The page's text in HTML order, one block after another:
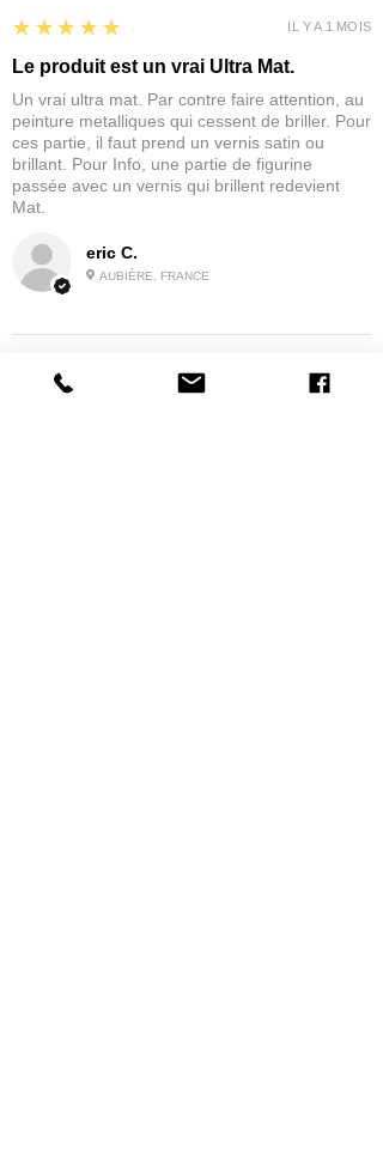
eric C.
AUBIÈRE, FRANCE
5
★★★★★
Le produit est un vrai Ultra Mat.
Un vrai ultra mat. Par contre faire attention, au
peinture metalliques qui cessent de briller. Pour
ces partie, il faut prend un vernis satin ou
brillant. Pour Info, une partie de figurine
passée avec un vernis qui brillent redevient
Mat.
IL Y A 1 MOIS
★★★★★ IL Y A 1 MOIS